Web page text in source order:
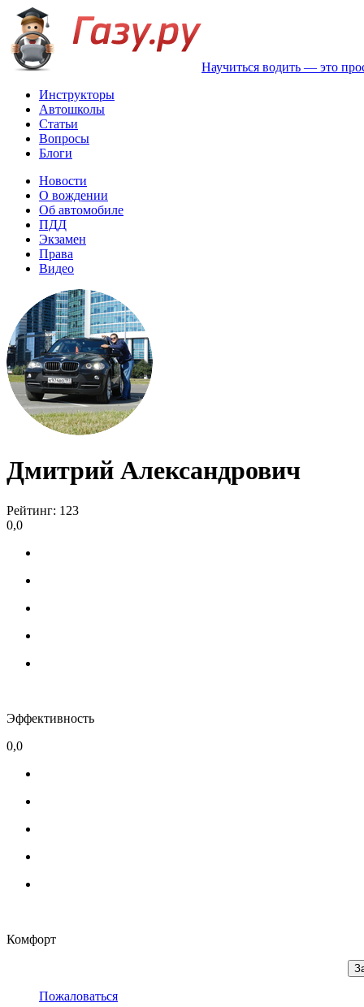
Научиться водить — это
Инструкторы
Автошколы
Статьи
Вопросы
Блоги
Новости
О вождении
Об автомобиле
ПДД
Экзамен
Права
Видео
Дмитрий Александрович
Рейтинг: 123
0,0
Эффективность
0,0
Комфорт
Пожаловаться